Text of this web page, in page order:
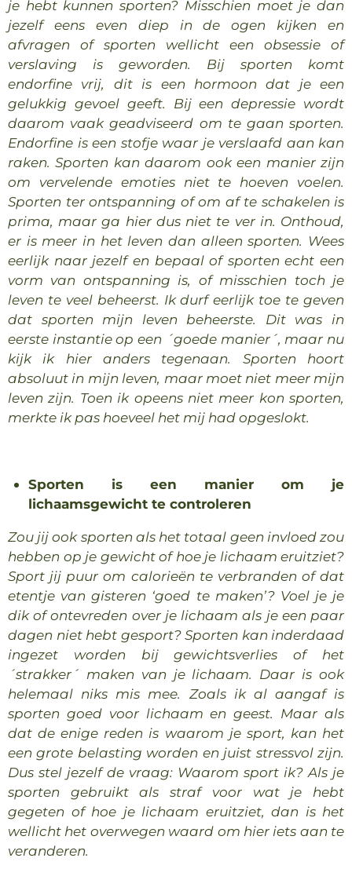
je hebt kunnen sporten? Misschien moet je dan
jezelf eens even diep in de ogen kijken en
afvragen of sporten wellicht een obsessie of
verslaving is geworden. Bij sporten komt
endorfine vrij, dit is een hormoon dat je een
gelukkig gevoel geeft. Bij een depressie wordt
daarom vaak geadviseerd om te gaan sporten.
Endorfine is een stofje waar je verslaafd aan kan
raken. Sporten kan daarom ook een manier zijn
om vervelende emoties niet te hoeven voelen.
Sporten ter ontspanning of om af te schakelen is
prima, maar ga hier dus niet te ver in. Onthoud,
er is meer in het leven dan alleen sporten. Wees
eerlijk naar jezelf en bepaal of sporten echt een
vorm van ontspanning is, of misschien toch je
leven te veel beheerst. Ik durf eerlijk toe te geven
dat sporten mijn leven beheerste. Dit was in
eerste instantie op een ´goede manier´, maar nu
kijk ik hier anders tegenaan. Sporten hoort
absoluut in mijn leven, maar moet niet meer mijn
leven zijn. Toen ik opeens niet meer kon sporten,
merkte ik pas hoeveel het mij had opgeslokt.
Sporten is een manier om je
lichaamsgewicht te controleren
Zou jij ook sporten als het totaal geen invloed zou
hebben op je gewicht of hoe je lichaam eruitziet?
Sport jij puur om calorieën te verbranden of dat
etentje van gisteren ‘goed te maken’? Voel je je
dik of ontevreden over je lichaam als je een paar
dagen niet hebt gesport? Sporten kan inderdaad
ingezet worden bij gewichtsverlies of het
´strakker´ maken van je lichaam. Daar is ook
helemaal niks mis mee. Zoals ik al aangaf is
sporten goed voor lichaam en geest. Maar als
dat de enige reden is waarom je sport, kan het
een grote belasting worden en juist stressvol zijn.
Dus stel jezelf de vraag: Waarom sport ik? Als je
sporten gebruikt als straf voor wat je hebt
gegeten of hoe je lichaam eruitziet, dan is het
wellicht het overwegen waard om hier iets aan te
veranderen.